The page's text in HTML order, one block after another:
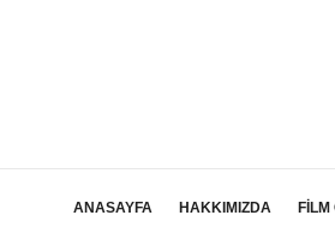
ANASAYFA HAKKIMIZDA FİLM